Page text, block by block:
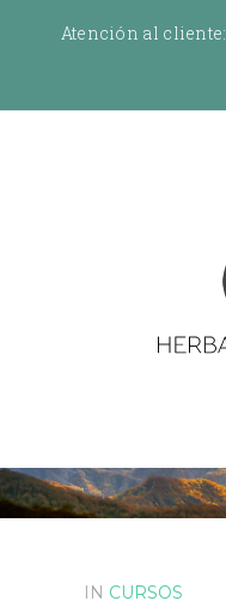
Atención al cliente:
IN CURSOS